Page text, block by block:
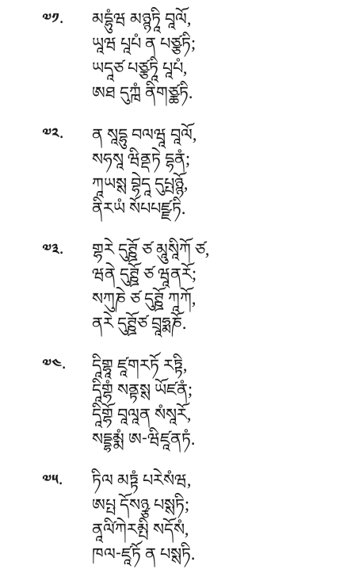
༧༡. མདྷུཾཝ མཉྙཏཱི བཱལོ,
ཡཱཝ པཱཔཾ ན པཙྩཏི;
ཡདཱཙཔཙྩཏཱི པཱཔཾ,
ཨཐ དུཀྑཾ ནིགཙྪཏི.
༧༢. ན སཱདྷུ བལཝཱ བཱལོ,
སཧསཱ ཝིནྡཏེ དྷནཾ;
ཀཱཡསྶ བྷེདཱ དུཔྤཉྙོ,
ནིརཡཾ སོཔཔཛྫཏི.
༧༣. གྷརེ དུཊྛོ ཙ མཱུསཱིཀོ ཙ,
ཝནེ དུཊྛོ ཙ ཝཱནརོ;
སཀུཎེ ཙ དུཊྛོ ཀཱཀོ,
ནརེ དུཊྛོཙ བྲཱཧྨཎོ.
༧༤. དཱིགྷཱ ཛཱགརཏོ རཏྟི,
དཱིགྷཾ སནྟསྶ ཡོཛནཾ;
དཱིགྷོ བཱལཱན སཾསཱརོ,
སདྡྷམྨཾ ཨ-ཝིཛཱནཏཾ.
༧༥. ཏིལ མཏྟཾ པརེསཾཝ,
ཨཔྤ དོསཉྩ པསྶཏི;
ནཱལི༹ཀེརམྤི སདོསཾ,
ཁལ-ཛཱཏོ ན པསྶཏི.